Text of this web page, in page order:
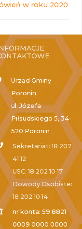
w roku 2020
Urząd Gminy
Poronin
ul. Józefa
Piłsudskiego 5, 34-
520 Poronin
Sekretariat: 18 207
41 12
USC: 18 202 10 17
Dowody Osobiste:
18 202 10 14
nr konta: 59 8821
0009 0000 0000